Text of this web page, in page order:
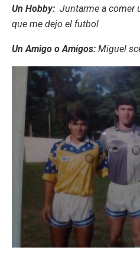
Un Hobby: Juntarme a comer
que me dejo el futbol
Un Amigo o Amigos: Miguel